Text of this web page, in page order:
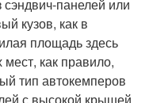
панелей или
кузов, как в
площадь здесь
как правило,
тип автокемперов
с высокой крышей